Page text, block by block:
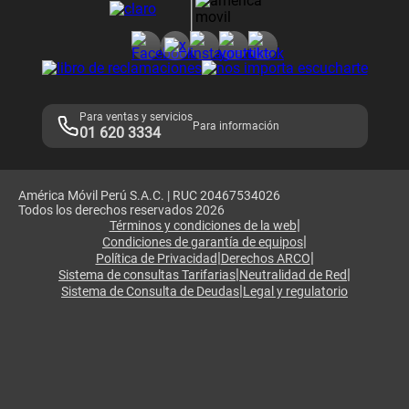
Adquirientes iPhone 6, 6S y SE
Mensaje de Seguridad
Términos y Condiciones de Tienda Claro
Libro de Reclamaciones
Para ventas y servicios
01 620 3334 Para información
América Móvil Perú S.A.C. | RUC 20467534026
Todos los derechos reservados 2026
Términos y condiciones de la web|
Condiciones de garantía de equipos|
Política de Privacidad|Derechos ARCO|
Sistema de consultas Tarifarias|Neutralidad de Red|
Sistema de Consulta de Deudas|Legal y regulatorio